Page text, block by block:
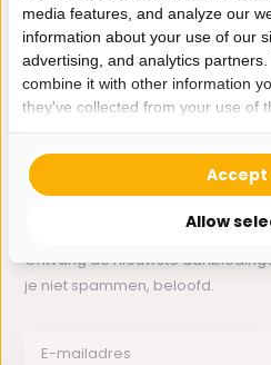
Whatsapp
0162-231130
Ontvang de nieuwste
je niet spammen, beloofd.
media features, and analyze our
information about your use of our
advertising, and analytics
combine it with other information
they've collected from your use of
Allow
Accept